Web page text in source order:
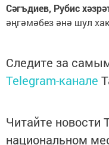
Сәгъдиев, Рубис
әңгәмәбез әнә шул
Следите за
Telegram-канале
Читайте новости
национальном